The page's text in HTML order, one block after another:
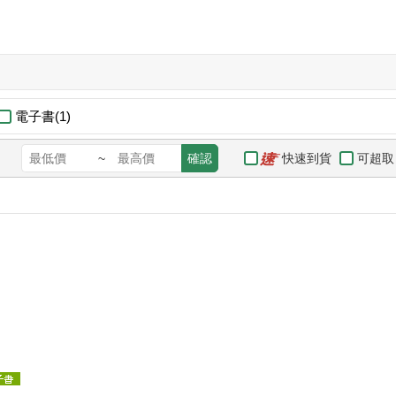
電子書(1)
~ 確認 快速到貨 可超取